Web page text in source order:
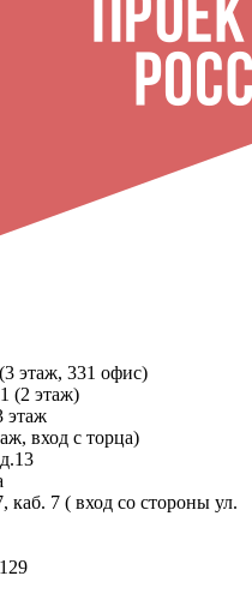
этаж, 331 офис)
(2 этаж)
этаж
вход с торца)
каб. 7 ( вход со стороны ул.